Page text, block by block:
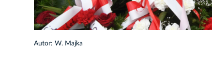
Autor: W. Majka